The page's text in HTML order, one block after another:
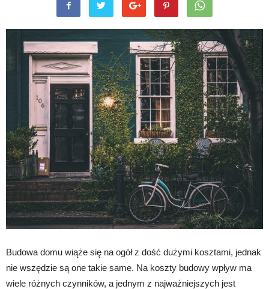
Budowa domu wiąże się na ogół z dość dużymi kosztami, jednak
nie wszędzie są one takie same. Na koszty budowy wpływ ma
wiele różnych czynników, a jednym z najważniejszych jest